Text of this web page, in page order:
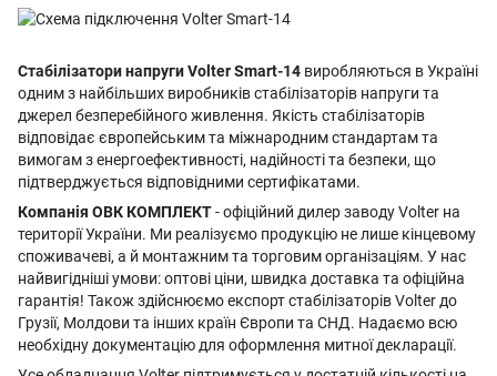
Стабілізатори напруги Volter Smart-14 виробляються в Україні
одним з найбільших виробників стабілізаторів напруги та
джерел безперебійного живлення. Якість стабілізаторів
відповідає європейським та міжнародним стандартам та
вимогам з енергоефективності, надійності та безпеки, що
підтверджується відповідними сертифікатами.
Компанія ОВК КОМПЛЕКТ- офіційний дилер заводу Volter на
території України. Ми реалізуємо продукцію не лише кінцевому
споживачеві, а й монтажним та торговим організаціям. У нас
найвигідніші умови: оптові ціни, швидка доставка та офіційна
гарантія! Також здійснюємо експорт стабілізаторів Volter до
Грузії, Молдови та інших країн Європи та СНД. Надаємо всю
необхідну документацію для оформлення митної декларації.